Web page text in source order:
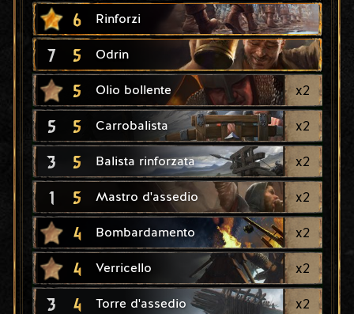
6 Rinforzi
7 5 Odrin
5 Olio bollente x2
5 5 Carrobalista x2
3 5 Balista rinforzata x2
1 5 Mastro d'assedio x2
4 Bombardamento x2
4 Verricello x2
3 4 Torre d'assedio x2